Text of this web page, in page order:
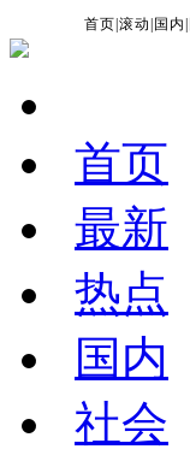
首页 |滚动 国内
首页
最新
热点
国内
社会